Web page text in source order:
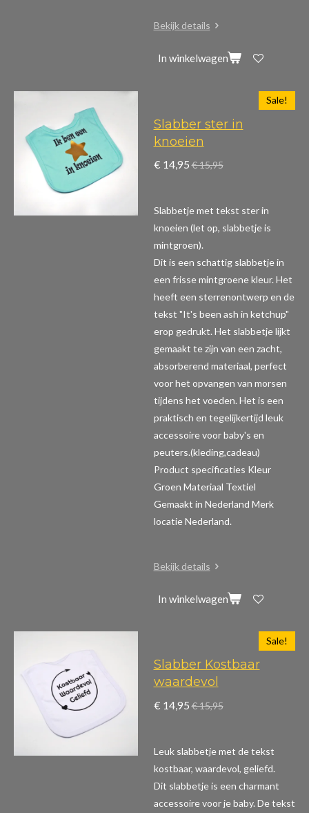
Bekijk details
In winkelwagen
Sale!
Slabber ster in
knoeien
€ 14,95 € 15,95
Slabbetje met tekst ster in
knoeien (let op, slabbetje is
mintgroen).
Dit is een schattig slabbetje in
een frisse mintgroene kleur. Het
heeft een sterrenontwerp en de
tekst "It's been ash in ketchup"
erop gedrukt. Het slabbetje lijkt
gemaakt te zijn van een zacht,
absorberend materiaal, perfect
voor het opvangen van morsen
tijdens het voeden. Het is een
praktisch en tegelijkertijd leuk
accessoire voor baby's en
peuters.(kleding,cadeau)
Product specificaties Kleur
Groen Materiaal Textiel
Gemaakt in Nederland Merk
locatie Nederland.
Bekijk details
In winkelwagen
Sale!
Slabber Kostbaar
waardevol
€ 14,95 € 15,95
Leuk slabbetje met de tekst
kostbaar, waardevol, geliefd.
Dit slabbetje is een charmant
accessoire voor je baby. De tekst